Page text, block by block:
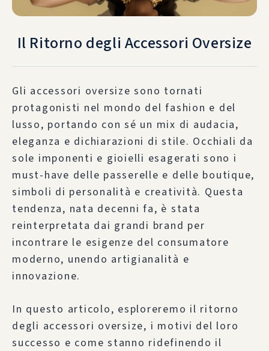
Il Ritorno degli Accessori Oversize
Gli accessori oversize sono tornati
protagonisti nel mondo del fashion e del
lusso, portando con sé un mix di audacia,
eleganza e dichiarazioni di stile. Occhiali da
sole imponenti e gioielli esagerati sono i
must-have delle passerelle e delle boutique,
simboli di personalità e creatività. Questa
tendenza, nata decenni fa, è stata
reinterpretata dai grandi brand per
incontrare le esigenze del consumatore
moderno, unendo artigianalità e
innovazione.
In questo articolo, esploreremo il ritorno
degli accessori oversize, i motivi del loro
successo e come stanno ridefinendo il